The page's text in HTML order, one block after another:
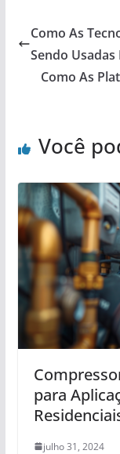
Como As
Sendo
Como As
Você
para
julho 31, 2024